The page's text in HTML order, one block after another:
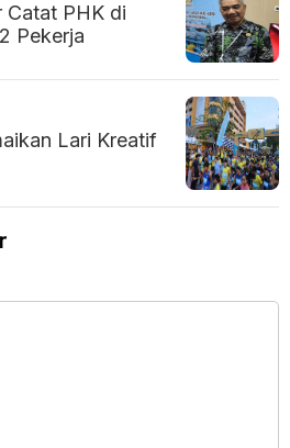
Pekerja
Lari Kreatif